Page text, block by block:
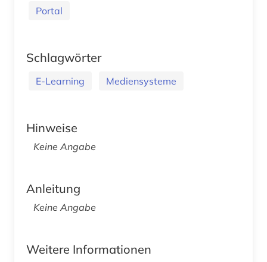
Portal
Schlagwörter
E-Learning Mediensysteme
Hinweise
Keine Angabe
Anleitung
Keine Angabe
Weitere Informationen